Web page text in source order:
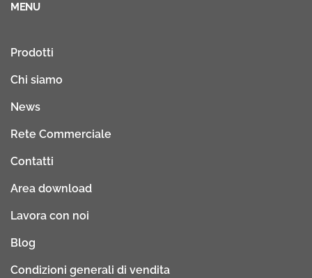
MENU
Prodotti
Chi siamo
News
Rete Commerciale
Contatti
Area download
Lavora con noi
Blog
Condizioni generali di vendita